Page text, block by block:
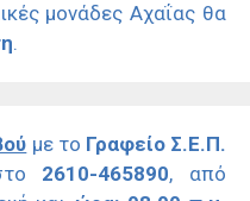
μονάδες Αχαΐας θα
.
με το Γραφείο Σ.Ε.Π.
2610-465890, από